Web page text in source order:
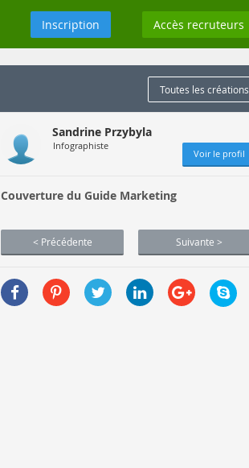
Inscription Accès recruteurs
Toutes les créations
Sandrine Przybyla
Infographiste
Voir le profil
Couverture du Guide Marketing
< Précédente Suivante >